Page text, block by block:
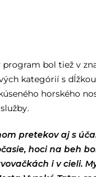
program bol tiež v
kategórií s
horského
pretekov aj s
hoci na beh
i v cieli.